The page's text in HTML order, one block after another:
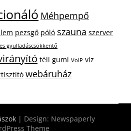
Méhpempő
pezsgő póló szauna szerver
gyulladáscsökkentő
téli gumi VoIP víz
webáruház
| Design: Newspaperly
Theme